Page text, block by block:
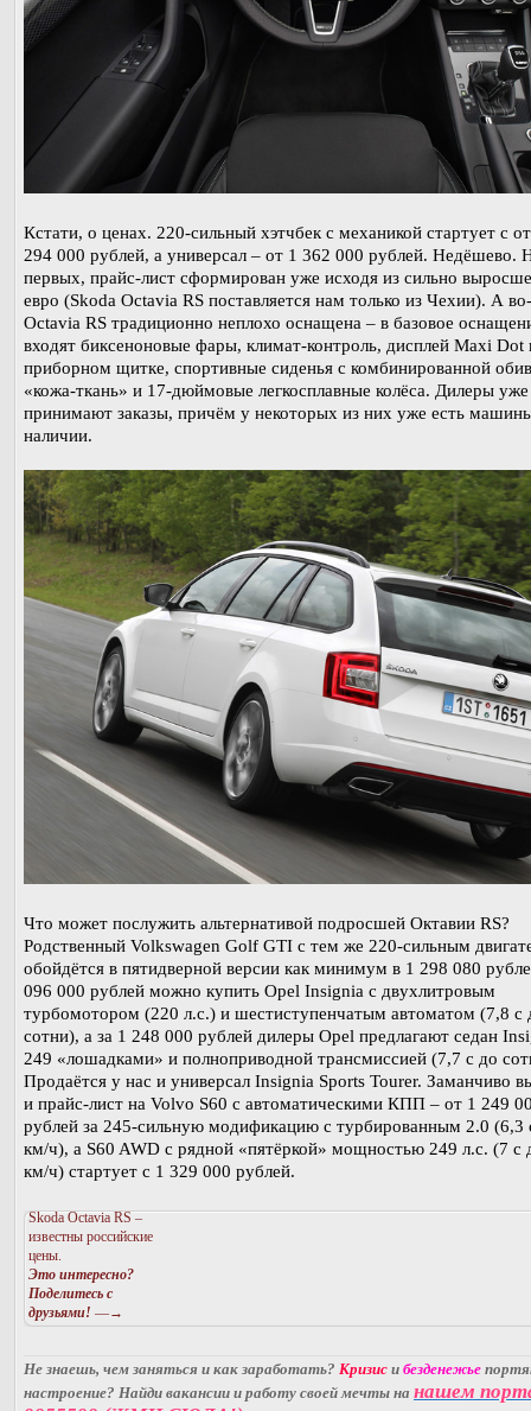
Кстати, о ценах. 220-сильный хэтчбек с механикой стартует с
294 000 рублей, а универсал – от 1 362 000 рублей. Недёшево.
первых, прайс-лист сформирован уже исходя из сильно
евро (Skoda Octavia RS поставляется нам только из Чехии). А
Octavia RS традиционно неплохо оснащена – в базовое
входят биксеноновые фары, климат-контроль, дисплей Maxi Dot
приборном щитке, спортивные сиденья с комбинированной
«кожа-ткань» и 17-дюймовые легкосплавные колёса. Дилеры уже
принимают заказы, причём у некоторых из них уже есть
наличии.
Что может послужить альтернативой подросшей Октавии RS?
Родственный Volkswagen Golf GTI с тем же 220-сильным
обойдётся в пятидверной версии как минимум в 1 298 080
096 000 рублей можно купить Opel Insignia с двухлитровым
турбомотором (220 л.с.) и шестиступенчатым автоматом (7,8 c
сотни), а за 1 248 000 рублей дилеры Opel предлагают седан
249 «лошадками» и полноприводной трансмиссией (7,7 с до
Продаётся у нас и универсал Insignia Sports Tourer. Заманчиво
и прайс-лист на Volvo S60 с автоматическими КПП – от 1 249
рублей за 245-сильную модификацию с турбированным 2.0 (6,3
км/ч), а S60 AWD с рядной «пятёркой» мощностью 249 л.с. (7 с
км/ч) стартует с 1 329 000 рублей.
Skoda Octavia RS –
известны российские
цены.
Это интересно?
Поделитесь с
друзьями! —→
Не знаешь, чем заняться и как заработать? Кризис и безденежье
настроение? Найди вакансии и работу своей мечты на нашем